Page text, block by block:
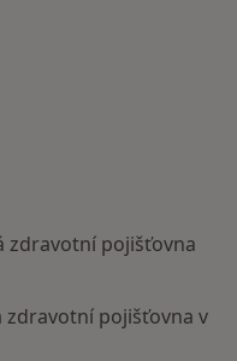
zdravotní pojišťovna
pojišťovna v